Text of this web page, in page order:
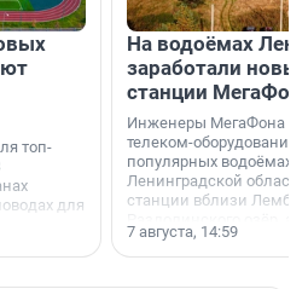
топ-
для
На водоёмах
заработали
станции
Инженеры МегаФона
телеком-оборудование
популярных водоёмах
Ленинградской
станции вблизи
недалеко от Большого
водопада.
7 августа, 14:59